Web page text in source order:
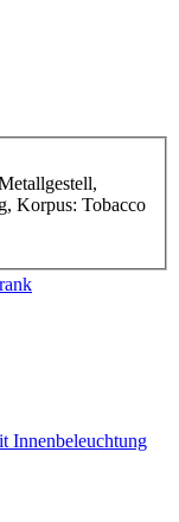
Korpus: Tobacco
Innenbeleuchtung